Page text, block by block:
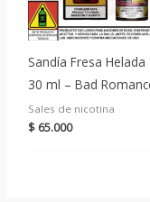
Sandía Fresa Helada
30 ml – Bad
Sales de nicotina
$ 65.000